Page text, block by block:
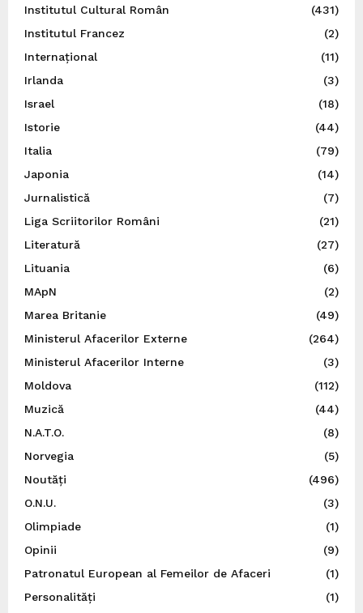
Institutul Cultural Român
(431)
Institutul Francez
(2)
Internațional
(11)
Irlanda
(3)
Israel
(18)
Istorie
(44)
Italia
(79)
Japonia
(14)
Jurnalistică
(7)
Liga Scriitorilor Români
(21)
Literatură
(27)
Lituania
(6)
MApN
(2)
Marea Britanie
(49)
Ministerul Afacerilor Externe
(264)
Ministerul Afacerilor Interne
(3)
Moldova
(112)
Muzică
(44)
N.A.T.O.
(8)
Norvegia
(5)
Noutăți
(496)
O.N.U.
(3)
Olimpiade
(1)
Opinii
(9)
Patronatul European al Femeilor de Afaceri
(1)
Personalități
(1)